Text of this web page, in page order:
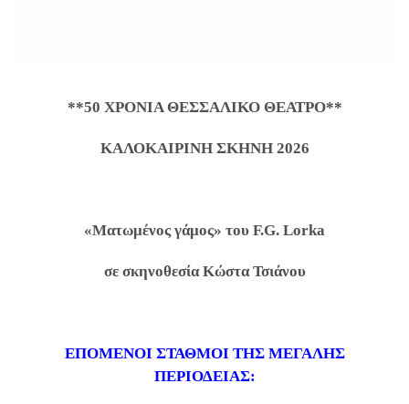
**50 ΧΡΟΝΙΑ ΘΕΣΣΑΛΙΚΟ ΘΕΑΤΡΟ**
ΚΑΛΟΚΑΙΡΙΝΗ ΣΚΗΝΗ 2026
«Ματωμένος γάμος» του F.G. Lorka
σε σκηνοθεσία Κώστα Τσιάνου
ΕΠΟΜΕΝΟΙ ΣΤΑΘΜΟΙ ΤΗΣ ΜΕΓΑΛΗΣ
ΠΕΡΙΟΔΕΙΑΣ: